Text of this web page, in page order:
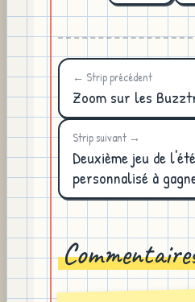
← Strip précédent
Zoom sur les
Strip suivant →
Deuxième jeu de
personnalisé à